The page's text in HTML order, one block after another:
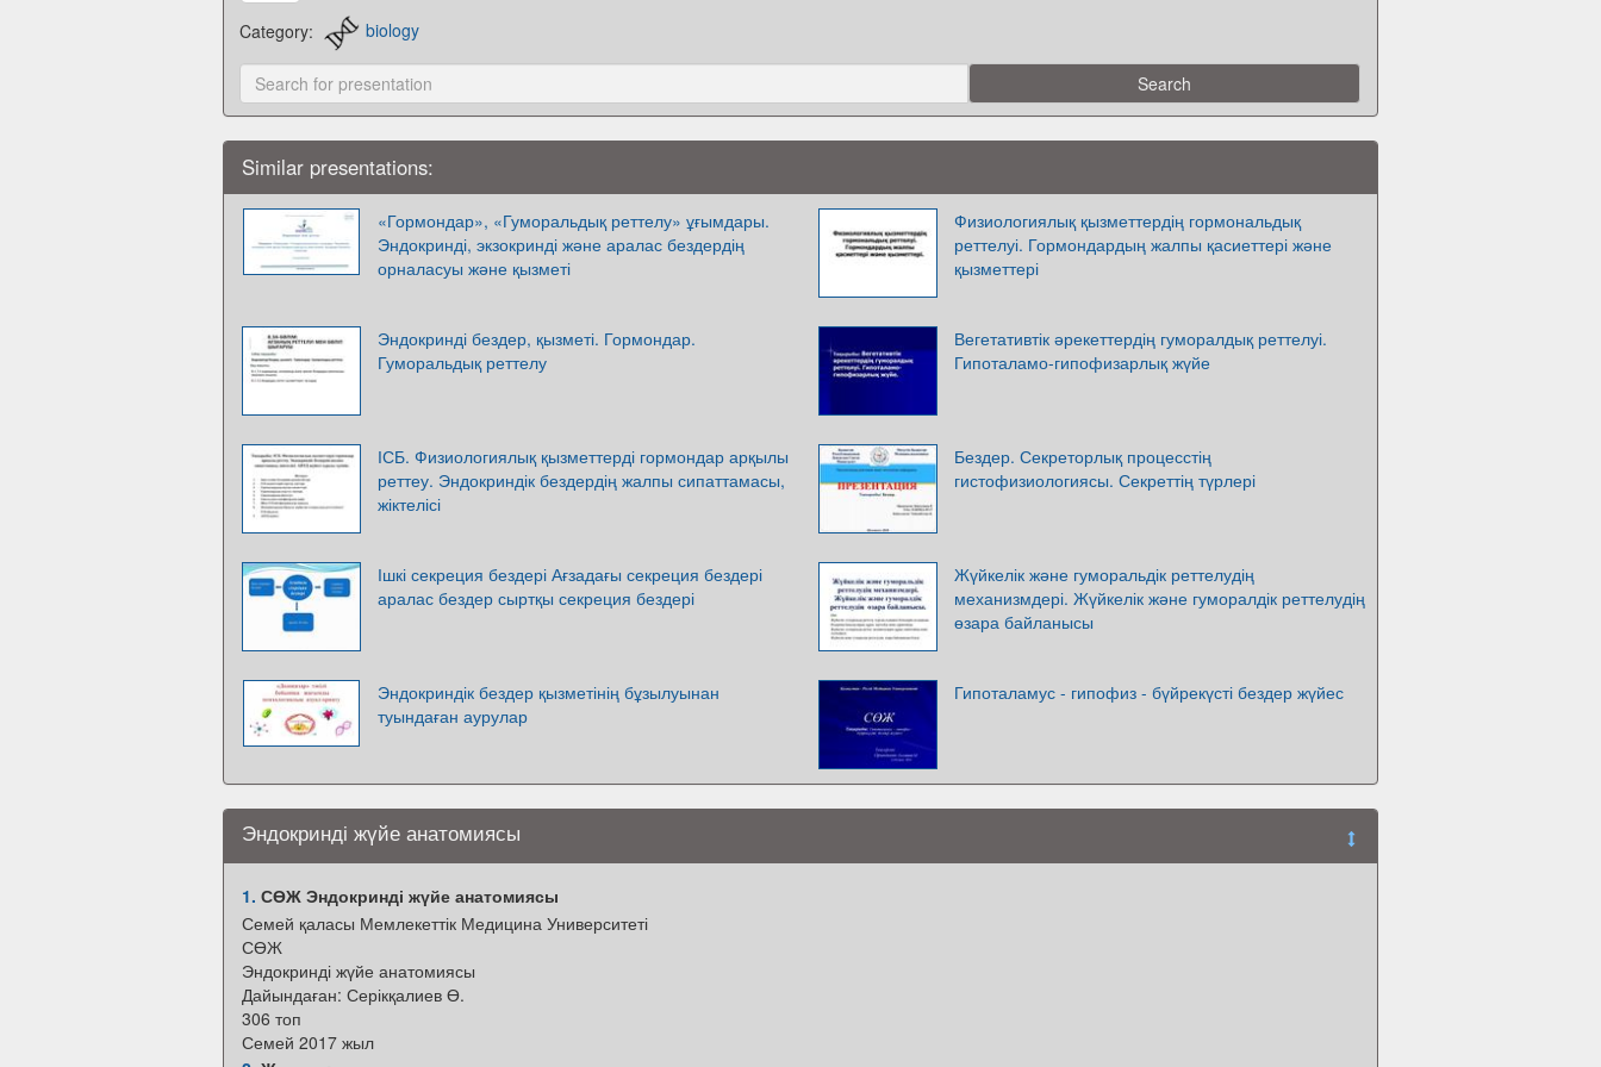
Category: biology
Similar presentations:
«Гормондар», «Гуморальдық реттелу» ұғымдары.
Эндокринді, экзокринді және аралас бездердің
орналасуы және қызметі
Физиологиялық қызметтердің гормональдық
реттелуі. Гормондардың жалпы қасиеттері және
қызметтері
Эндокринді бездер, қызметі. Гормондар.
Гуморальдық реттелу
Вегетативтік әрекеттердің гуморалдық реттелуі.
Гипоталамо-гипофизарлық жүйе
ІСБ. Физиологиялық қызметтерді гормондар арқылы
реттеу. Эндокриндік бездердің жалпы сипаттамасы,
жіктелісі
Бездер. Секреторлық процесстің
гистофизиологиясы. Секреттің түрлері
Ішкі секреция бездері Ағзадағы секреция бездері
аралас бездер сыртқы секреция бездері
Жүйкелік және гуморальдік реттелудің
механизмдері. Жүйкелік және гуморалдік реттелудің
өзара байланысы
Эндокриндік бездер қызметінің бұзылуынан
туындаған аурулар
Гипоталамус - гипофиз - бүйрекүсті бездер жүйес
Эндокринді жүйе анатомиясы
1. СӨЖ Эндокринді жүйе анатомиясы
Семей қаласы Мемлекеттік Медицина Университеті
СӨЖ
Эндокринді жүйе анатомиясы
Дайындаған: Серікқалиев Ө.
306 топ
Семей 2017 жыл